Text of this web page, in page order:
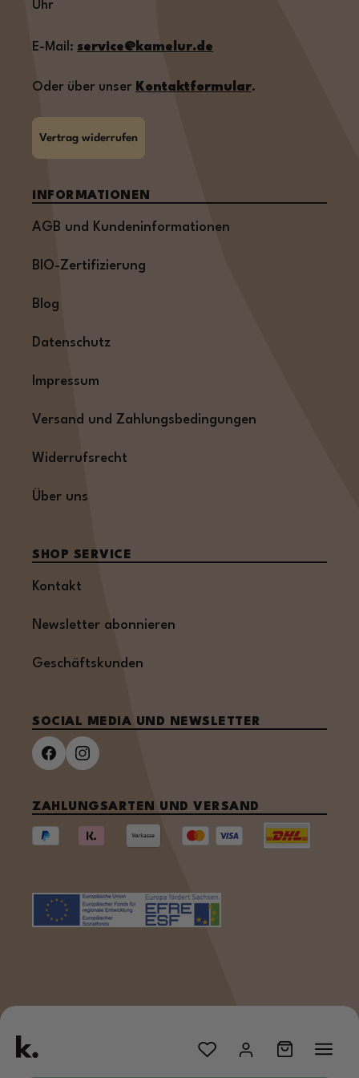
Uhr
E-Mail: service@kamelur.de
Oder über unser Kontaktformular.
Vertrag widerrufen
INFORMATIONEN
AGB und Kundeninformationen
BIO-Zertifizierung
Blog
Datenschutz
Impressum
Versand und Zahlungsbedingungen
Widerrufsrecht
Über uns
SHOP SERVICE
Kontakt
Newsletter abonnieren
Geschäftskunden
SOCIAL MEDIA UND NEWSLETTER
ZAHLUNGSARTEN UND VERSAND